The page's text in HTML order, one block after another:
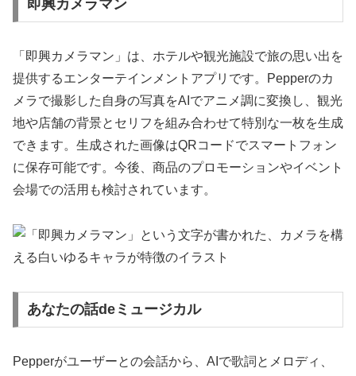
即興カメラマン
「即興カメラマン」は、ホテルや観光施設で旅の思い出を
提供するエンターテインメントアプリです。Pepperのカ
メラで撮影した自身の写真をAIでアニメ調に変換し、観光
地や店舗の背景とセリフを組み合わせて特別な一枚を生成
できます。生成された画像はQRコードでスマートフォン
に保存可能です。今後、商品のプロモーションやイベント
会場での活用も検討されています。
あなたの話deミュージカル
Pepperがユーザーとの会話から、AIで歌詞とメロディ、